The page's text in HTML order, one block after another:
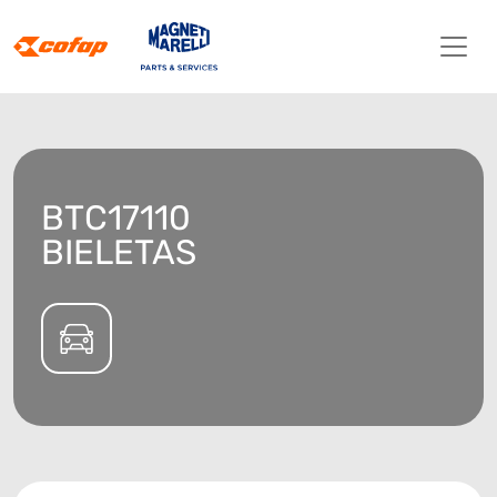
BTC17110
BIELETAS